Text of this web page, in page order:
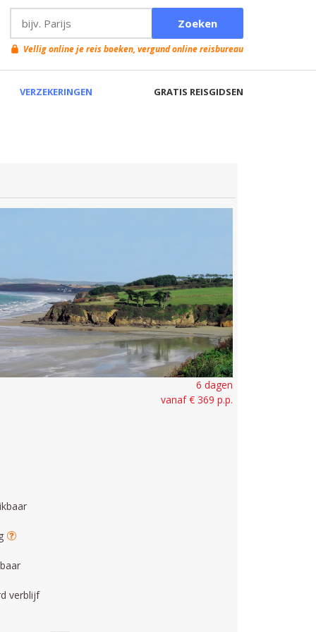
6 dagen
vanaf € 369 p.p.
verblijf